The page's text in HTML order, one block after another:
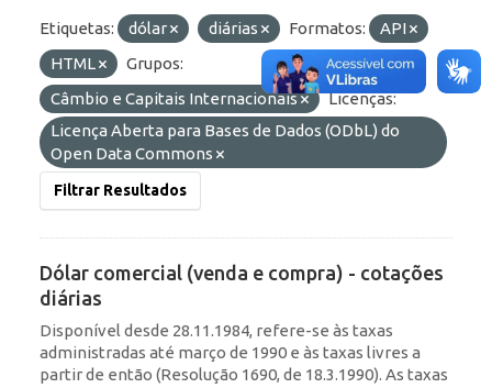
Etiquetas: dólar diárias Formatos:
API
HTML
Grupos:
Câmbio e Capitais Internacionais
Licenças:
Licença Aberta para Bases de Dados (ODbL) do
Open Data Commons
Filtrar Resultados
Dólar comercial (venda e compra) - cotações
diárias
Disponível desde 28.11.1984, refere-se às taxas
administradas até março de 1990 e às taxas livres a
partir de então (Resolução 1690, de 18.3.1990). As taxas